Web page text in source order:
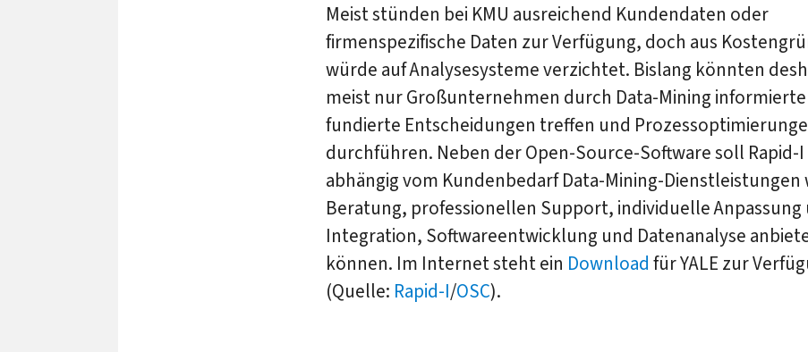
Meist stünden bei KMU ausreichend Kundendaten oder
firmenspezifische Daten zur Verfügung, doch aus
würde auf Analysesysteme verzichtet. Bislang könnten
meist nur Großunternehmen durch Data-Mining
fundierte Entscheidungen treffen und
durchführen. Neben der Open-Source-Software soll Rapid-I
abhängig vom Kundenbedarf Data-Mining-Dienstleistungen
Beratung, professionellen Support, individuelle Anpassung
Integration, Softwareentwicklung und Datenanalyse
können. Im Internet steht ein Download für YALE zur
(Quelle: Rapid-I/OSC).